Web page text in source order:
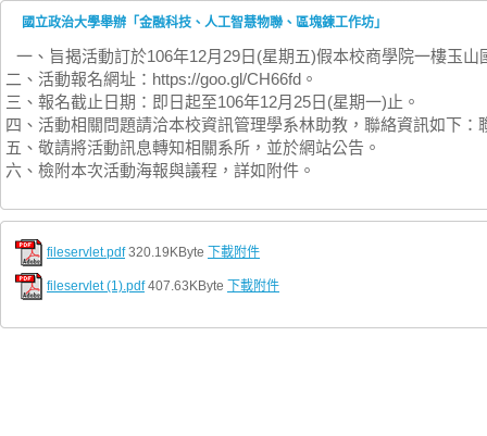
國立政治大學舉辦「金融科技、人工智慧物聯、區塊鍊工作坊」
一、旨揭活動訂於106年12月29日(星期五)假本校商學院一樓玉山
二、活動報名網址：https://goo.gl/CH66fd。
三、報名截止日期：即日起至106年12月25日(星期一)止。
四、活動相關問題請洽本校資訊管理學系林助教，聯絡資訊如下
五、敬請將活動訊息轉知相關系所，並於網站公告。
六、檢附本次活動海報與議程，詳如附件。
fileservlet.pdf 320.19KByte 下載附件
fileservlet (1).pdf 407.63KByte 下載附件